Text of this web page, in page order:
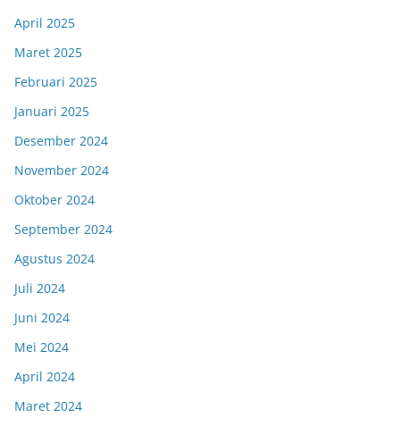
April 2025
Maret 2025
Februari 2025
Januari 2025
Desember 2024
November 2024
Oktober 2024
September 2024
Agustus 2024
Juli 2024
Juni 2024
Mei 2024
April 2024
Maret 2024